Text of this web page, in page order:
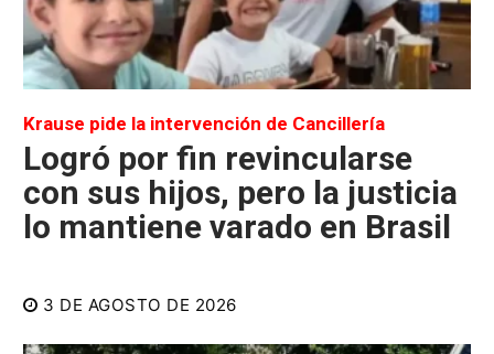
Krause pide la intervención de Cancillería
Logró por fin revincularse
con sus hijos, pero la justicia
lo mantiene varado en Brasil
3 DE AGOSTO DE 2026